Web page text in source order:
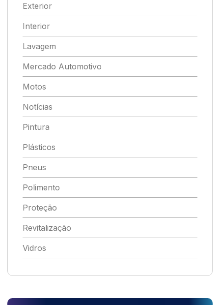
Exterior
Interior
Lavagem
Mercado Automotivo
Motos
Notícias
Pintura
Plásticos
Pneus
Polimento
Proteção
Revitalização
Vidros